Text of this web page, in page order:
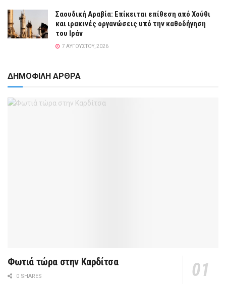
Σαουδική Αραβία: Επίκειται επίθεση από Χούθι
και ιρακινές οργανώσεις υπό την καθοδήγηση
του Ιράν
7 ΑΥΓΟΎΣΤΟΥ, 2026
ΔΗΜΟΦΙΛΗ ΑΡΘΡΑ
Φωτιά τώρα στην Καρδίτσα
0 SHARES